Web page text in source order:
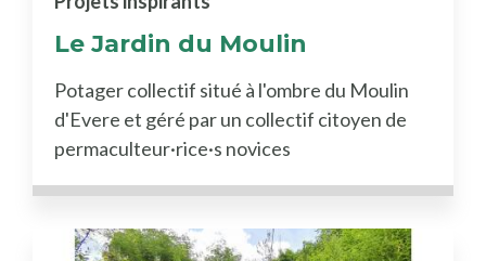
Le Jardin du Moulin
Potager collectif situé à l'ombre du Moulin
d'Evere et géré par un collectif citoyen de
permaculteur·rice·s novices